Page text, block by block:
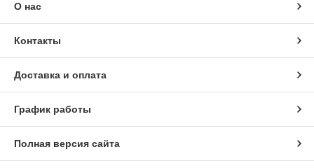
О нас
Контакты
Доставка и оплата
График работы
Полная версия сайта